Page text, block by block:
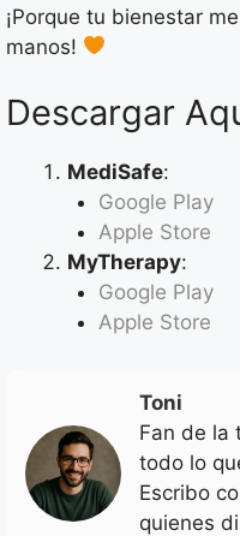
¡Porque tu bienestar
manos!
Descargar
MediSafe:
Google Play
Apple Store
MyTherapy:
Google Play
Apple Store
Toni
Fan de la
todo lo
Escribo
quienes